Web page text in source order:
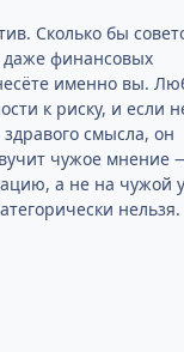
Сколько бы
даже финансовых
именно вы.
к риску, и если
смысла, он
чужое мнение
а не на чужой
нельзя.